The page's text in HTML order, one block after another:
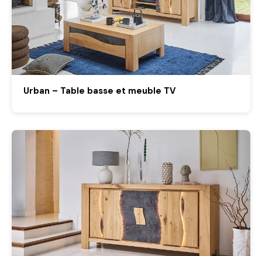
Urban – Table basse et meuble TV